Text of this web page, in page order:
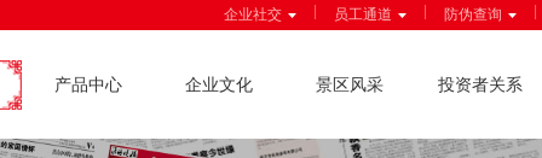
企业社交 员工通道 防伪查询
产品中心 企业文化 景区风采 投资者关系